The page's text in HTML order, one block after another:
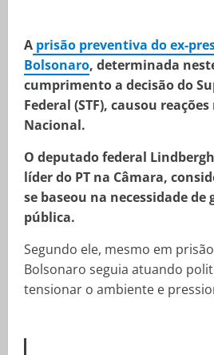
A prisão preventiva do ex-
Bolsonaro, determinada
cumprimento a decisão do
Federal (STF), causou
Nacional.
O deputado federal Lindbergh
líder do PT na Câmara,
se baseou na necessidade
pública.
Segundo ele, mesmo em
Bolsonaro seguia atuando
tensionar o ambiente e